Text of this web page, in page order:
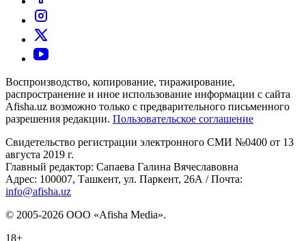
Воспроизводство, копирование, тиражирование,
распространение и иное использование информации с сайта
Afisha.uz возможно только с предварительного письменного
разрешения редакции. Пользовательское соглашение
Свидетельство регистрации электронного СМИ №0400 от 13
августа 2019 г.
Главный редактор: Сапаева Галина Вячеславовна
Адрес: 100007, Ташкент, ул. Паркент, 26А / Почта:
info@afisha.uz
© 2005-2026 ООО «Afisha Media».
18+